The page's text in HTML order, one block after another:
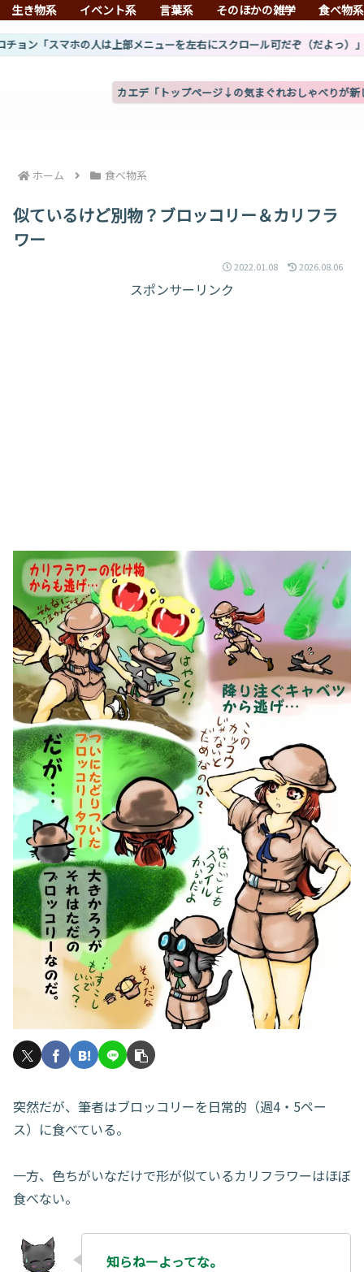
生き物系 イベント系 言葉系 そのほかの雑学 食べ物
人は上部メニューを左右にスクロール可だぞ（だよっ）」
カエデ「トップページ↓の気まぐれおしゃべりが新しいものになっ
ホーム 食べ物系
似ているけど別物？ブロッコリー＆カリフラ
ワー
2022.01.08 2026.08.06
スポンサーリンク
突然だが、筆者はブロッコリーを日常的（週4・5ペー
ス）に食べている。
一方、色ちがいなだけで形が似ているカリフラワーはほぼ
食べない。
知らねーよってな。